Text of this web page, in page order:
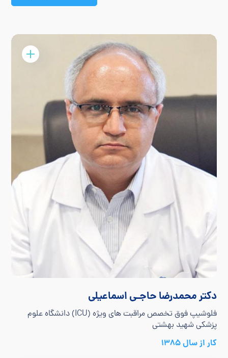
دکتر محمدرضا حاجـی اسماعیلی
فلوشیپ فوق تخصص مراقبت های ویژه (ICU) دانشگاه علوم
پزشکی شهید بهشتی
کار از سال 1385